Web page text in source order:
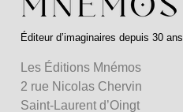
Éditeur d’imaginaires depuis 30 ans
Les Éditions Mnémos
2 rue Nicolas Chervin
Saint-Laurent d’Oingt